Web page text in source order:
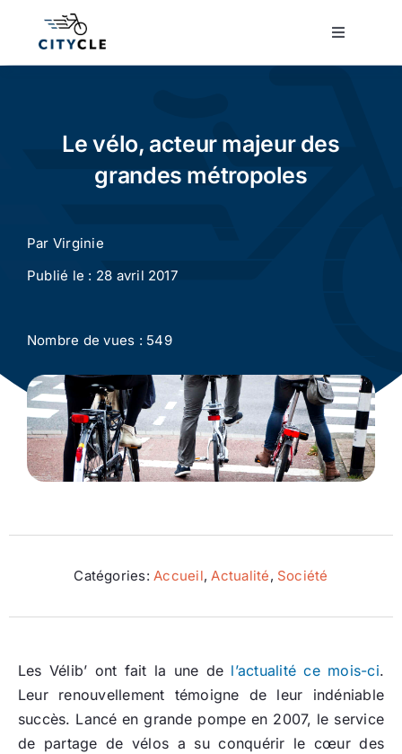
Toggle
Cyclisme urbain
Matériel
Actualité
Ecologie
Le vélo, acteur majeur des
grandes métropoles
Par Virginie
Publié le : 28 avril 2017
Nombre de vues : 549
Catégories:Accueil,Actualité, Société
Les Vélib’ ont fait la une de l’actualité ce mois-ci.
Leur renouvellement témoigne de leur indéniable
succès. Lancé en grande pompe en 2007, le service
de partage de vélos a su conquérir le cœur des